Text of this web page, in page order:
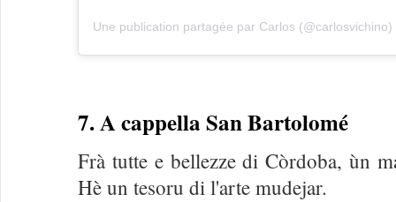
Une publication partagée par Carlos (@carlosvichino)
7. A cappella San Bartolomé
Frà tutte e bellezze di Còrdoba, ùn
Hè un tesoru di l'arte mudejar.